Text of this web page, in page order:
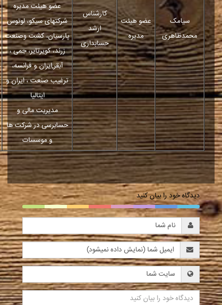
سیامک
محمدظاهری
عضو هیئت
مدیره
کارشناس
ارشد
حسابداری
عضو هیئت مدیره
شرکتهای سیکو، لوتوس
پارسیان، کشت وصنعت
زرند، کویرتایر، جمی ،
آبقر,ایران و فرانسه،
ترغیب صنعت ، ایران و
ایتالیا
مدیریت مالی و
حسابرسی در شرکت ها
و موسسات
دیدگاه خود را بیان کنید